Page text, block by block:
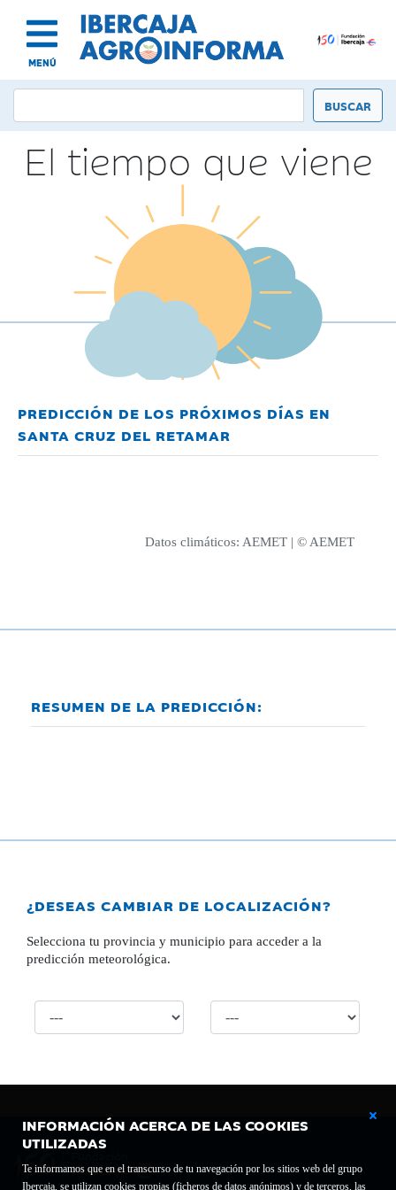
MENÚ
INFORMACIÓN ACERCA DE LAS COOKIES
UTILIZADAS
Te informamos que en el transcurso de tu navegación por los sitios web del grupo
Ibercaja, se utilizan cookies propias (ficheros de datos anónimos) y de terceros, las
El tiempo que viene
PREDICCIÓN DE LOS PRÓXIMOS DÍAS EN
SANTA CRUZ DEL RETAMAR
Datos climáticos: AEMET | © AEMET
RESUMEN DE LA PREDICCIÓN:
¿DESEAS CAMBIAR DE LOCALIZACIÓN?
Selecciona tu provincia y municipio para acceder a la
predicción meteorológica.